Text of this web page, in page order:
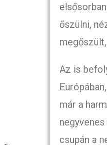
őszülni,
Az is
már a
csupán a